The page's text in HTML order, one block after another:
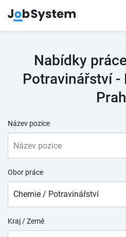
Nabídky
Potravinářství -
Název pozice
Obor práce
Chemie / Potravinářství
Kraj / Země